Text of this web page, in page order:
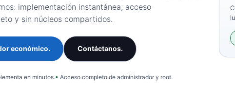
implementación instantánea, acceso
y sin núcleos compartidos.
económico. Contáctanos.
en minutos. Acceso completo de administrador y root.